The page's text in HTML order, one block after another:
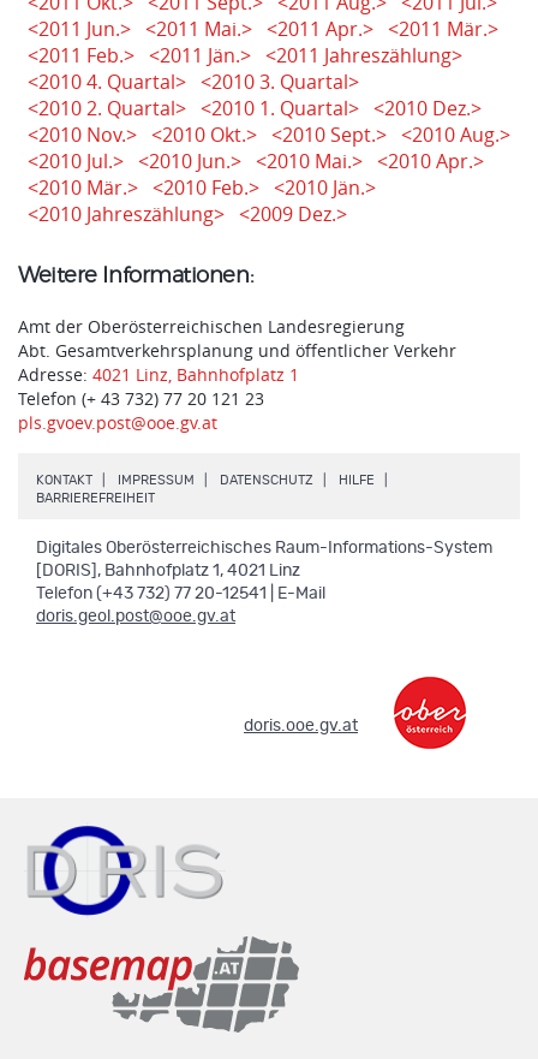
<2011 Jun.> <2011 Mai.> <2011 Apr.> <2011 Mär.>
<2011 Feb.> <2011 Jän.> <2011 Jahreszählung>
<2010 4. Quartal> <2010 3. Quartal>
<2010 2. Quartal> <2010 1. Quartal> <2010 Dez.>
<2010 Nov.> <2010 Okt.> <2010 Sept.> <2010 Aug.>
<2010 Jul.> <2010 Jun.> <2010 Mai.> <2010 Apr.>
<2010 Mär.> <2010 Feb.> <2010 Jän.>
<2010 Jahreszählung> <2009 Dez.>
Weitere Informationen:
Amt der Oberösterreichischen Landesregierung
Abt. Gesamtverkehrsplanung und öffentlicher Verkehr
Adresse: 4021 Linz, Bahnhofplatz 1
Telefon (+ 43 732) 77 20 121 23
pls.gvoev.post@ooe.gv.at
KONTAKT IMPRESSUM DATENSCHUTZ HILFE
BARRIEREFREIHEIT.
Digitales Oberösterreichisches Raum-Informations-System
[DORIS], Bahnhofplatz 1, 4021 Linz
Telefon (+43 732) 77 20-12541 | E-Mail
doris.geol.post@ooe.gv.at
doris.ooe.gv.at.